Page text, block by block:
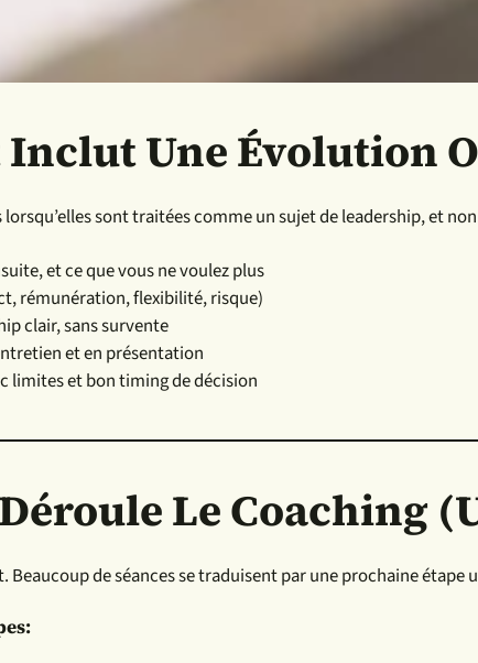
Inclut Une Évolution
sont traitées comme un sujet de leadership, et
et ce que vous ne voulez plus
rémunération, flexibilité, risque)
clair, sans survente
et en présentation
limites et bon timing de décision
Le Coaching
de séances se traduisent par une prochaine étape